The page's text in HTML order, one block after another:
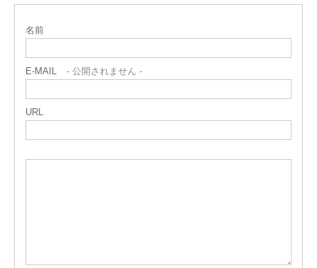
名前
E-MAIL - 公開されません -
URL